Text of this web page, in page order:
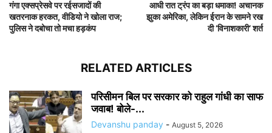
गंगा एक्सप्रेसवे पर रईसजादों की
खतरनाक हरकत, वीडियो ने खोला राज;
पुलिस ने दबोचा तो मचा हड़कंप
आधी रात ट्रंप का बड़ा धमाका! अचानक
झुका अमेरिका, लेकिन ईरान के सामने रख
दी ‘विनाशकारी’ शर्त
RELATED ARTICLES
परिसीमन बिल पर सरकार को राहुल गांधी का साफ
जवाब! बोले-...
Devanshu panday - August 5, 2026